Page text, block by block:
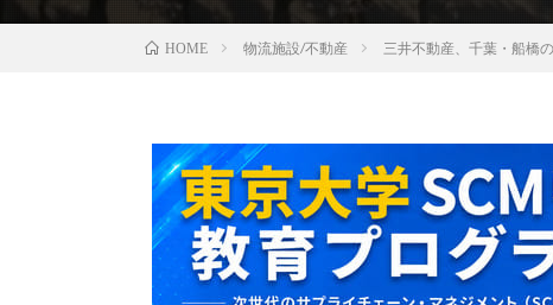
HOME 物流施設/不動産 三井不動産、千葉・船橋